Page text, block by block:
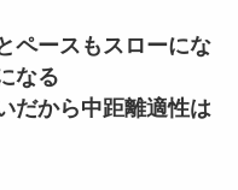
ペースもスローにな
なる
だから中距離適性は